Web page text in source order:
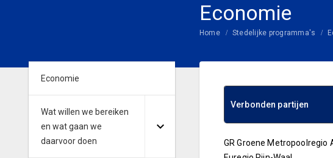
Economie
Home Stedelijke programma's
Economie
Wat willen we bereiken
en wat gaan we
daarvoor doen
Verbonden partijen
GR Groene Metropoolregio